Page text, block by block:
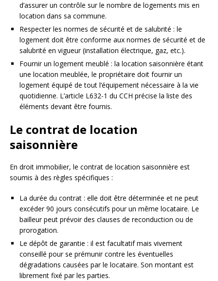
d’assurer un contrôle sur le nombre de logements mis en
location dans sa commune.
Respecter les normes de sécurité et de salubrité : le
logement doit être conforme aux normes de sécurité et de
salubrité en vigueur (installation électrique, gaz, etc.).
Fournir un logement meublé : la location saisonnière étant
une location meublée, le propriétaire doit fournir un
logement équipé de tout l’équipement nécessaire à la vie
quotidienne. L’article L632-1 du CCH précise la liste des
éléments devant être fournis.
Le contrat de location
saisonnière
En droit immobilier, le contrat de location saisonnière est
soumis à des règles spécifiques :
La durée du contrat : elle doit être déterminée et ne peut
excéder 90 jours consécutifs pour un même locataire. Le
bailleur peut prévoir des clauses de reconduction ou de
prorogation.
Le dépôt de garantie : il est facultatif mais vivement
conseillé pour se prémunir contre les éventuelles
dégradations causées par le locataire. Son montant est
librement fixé par les parties.